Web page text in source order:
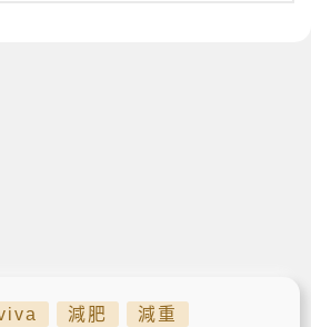
減肥 減重